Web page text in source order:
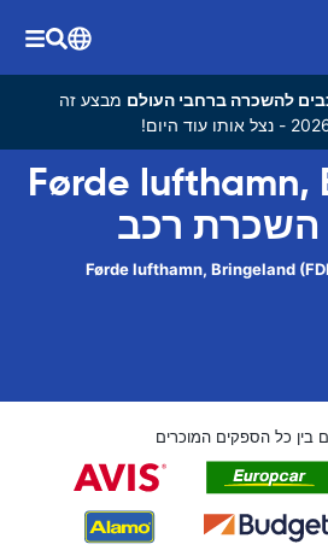
מבצע זה
Førde lufthamn,
בין כל הספקים המוכרים